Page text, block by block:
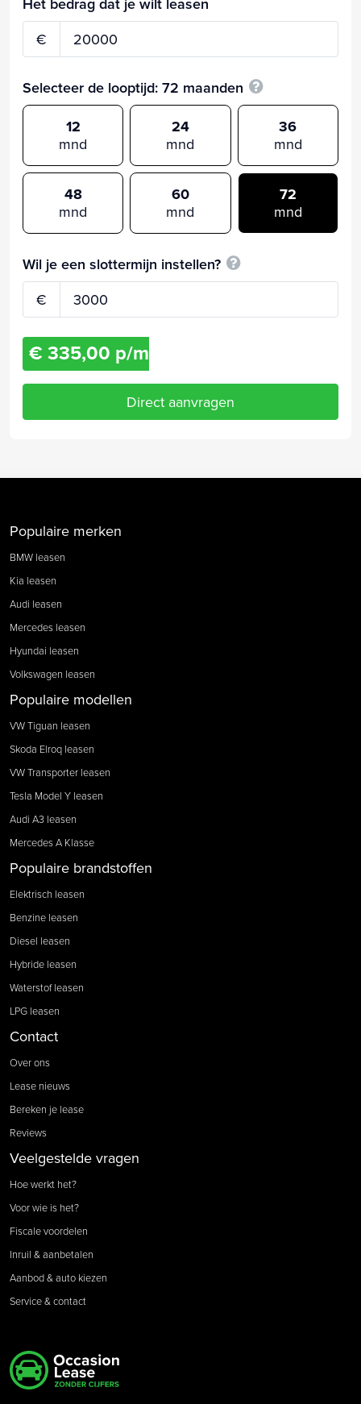
€
Selecteer de looptijd: 72 maanden
12
mnd
24
mnd
36
mnd
48
mnd
60
mnd
72
mnd
Wil je een slottermijn instellen?
€
€ 335,00 p/m
Direct aanvragen
Populaire merken
BMW leasen
Kia leasen
Audi leasen
Mercedes leasen
Hyundai leasen
Volkswagen leasen
Populaire modellen
VW Tiguan leasen
Skoda Elroq leasen
VW Transporter leasen
Tesla Model Y leasen
Audi A3 leasen
Mercedes A Klasse
Populaire brandstoffen
Elektrisch leasen
Benzine leasen
Diesel leasen
Hybride leasen
Waterstof leasen
LPG leasen
Contact
Over ons
Lease nieuws
Bereken je lease
Reviews
Veelgestelde vragen
Hoe werkt het?
Voor wie is het?
Fiscale voordelen
Inruil & aanbetalen
Aanbod & auto kiezen
Service & contact